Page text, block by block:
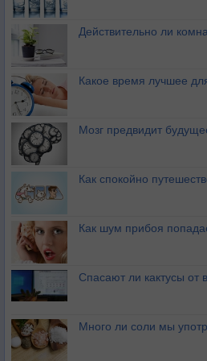
Действительно ли
Какое время лучшее
Мозг предвидит
Как спокойно
Как шум прибоя
Спасают ли кактусы от
Много ли соли мы